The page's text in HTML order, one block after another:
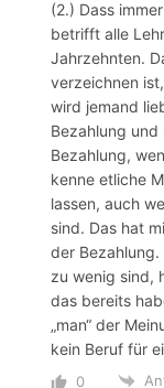
(2.) Dass
betrifft alle
Jahrzehnten.
verzeichnen
wird jemand
Bezahlung
Bezahlung,
kenne etliche
lassen, auch
sind. Das hat
der
zu wenig sind,
das bereits
„man“ der
kein Beruf für
0